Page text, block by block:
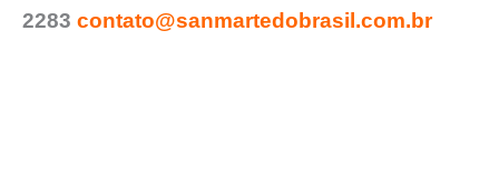
2283 contato@sanmartedobrasil.com.br